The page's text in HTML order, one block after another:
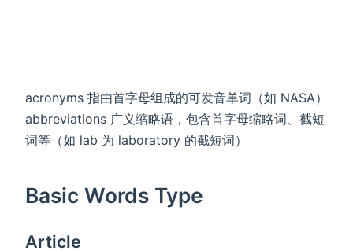
acronyms 指由首字母组成的可发音单词（如 NASA）
abbreviations 广义缩略语，包含首字母缩略词、截短
词等（如 lab 为 laboratory 的截短词）
Basic Words Type
Article